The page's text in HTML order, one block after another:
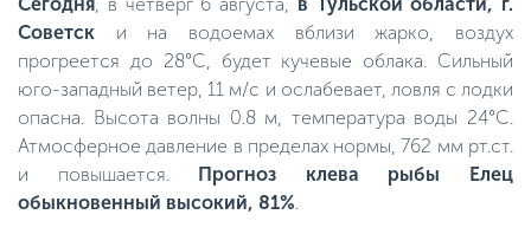
Советск и на водоемах вблизи жарко, воздух
прогреется до 28°C, будет кучевые облака. Сильный
юго-западный ветер, 11 м/с и ослабевает, ловля с лодки
опасна. Высота волны 0.8 м, температура воды 24°C.
Атмосферное давление в пределах нормы, 762 мм рт.ст.
и повышается. Прогноз клева рыбы Елец
обыкновенный высокий, 81%.